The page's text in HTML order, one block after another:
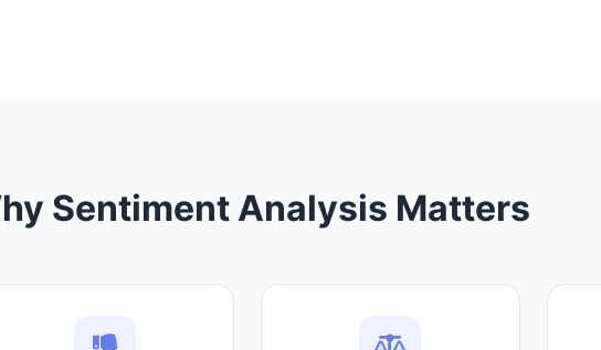
Sentiment Analysis Matters